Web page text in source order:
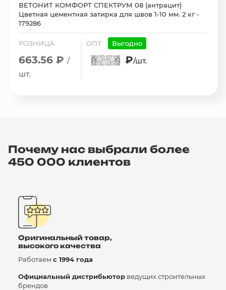
ВЕТОНИТ КОМФОРТ СПЕКТРУМ 08 (антрацит)
Цветная цементная затирка для швов 1-10 мм. 2 кг -
179286
РОЗНИЦА
663.56 ₽ /
шт.
ОПТ Выгодно
₽/шт.
Почему нас выбрали более
450 000 клиентов
Оригинальный товар,
высокого качества
Работаем с 1994 года
Официальный дистрибьютор ведущих строительных
брендов